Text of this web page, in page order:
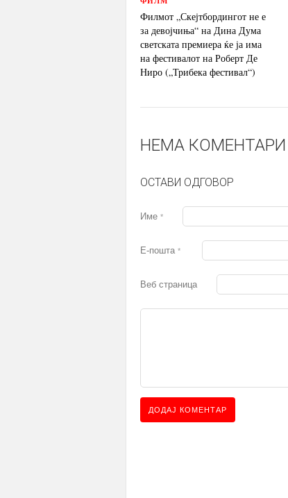
Филмот „Скејтбордингот не е
за девојчиња“ на Дина Дума
светската премиера ќе ја има
на фестивалот на Роберт Де
Ниро („Трибека фестивал“)
НЕМА КОМЕНТАРИ
ОСТАВИ ОДГОВОР
Име *
Е-пошта *
Веб страница